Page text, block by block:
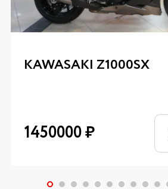
KAWASAKI Z1000SX
1450000₽